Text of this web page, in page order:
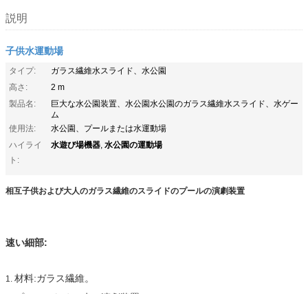
説明
子供水運動場
タイプ:
ガラス繊維水スライド、水公園
高さ:
2 m
製品名:
巨大な水公園装置、水公園水公園のガラス繊維水スライド、水ゲー
ム
使用法:
水公園、プールまたは水運動場
ハイライ
ト:
水遊び場機器, 水公園の運動場
相互子供および大人のガラス繊維のスライドのプールの演劇装置
速い細部:
1. 材料:ガラス繊維。